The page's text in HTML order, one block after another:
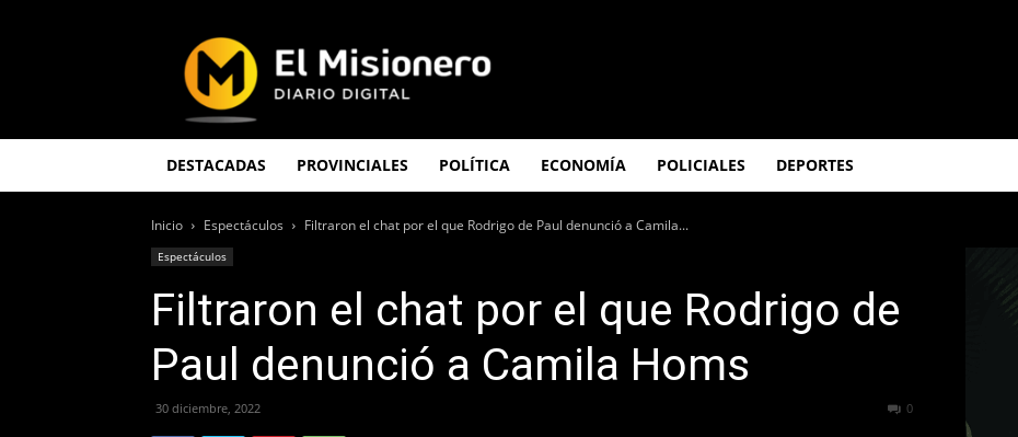
Misionero
DESTACADAS PROVINCIALES POLÍTICA ECONOMÍA POLICIALES DEPORTES
Inicio Espectáculos Filtraron el chat por el que Rodrigo de Paul denunció a Camila...
Espectáculos
Filtraron el chat por el que Rodrigo de
Paul denunció a Camila Homs
30 diciembre, 2022 0